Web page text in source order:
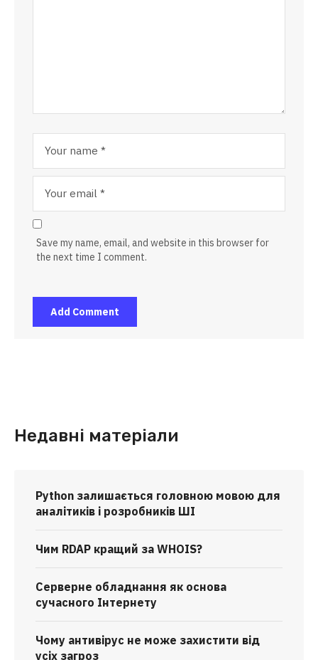
Save my name, email, and website in this browser for
the next time I comment.
Недавні матеріали
Python залишається головною мовою для
аналітиків і розробників ШІ
Чим RDAP кращий за WHOIS?
Серверне обладнання як основа
сучасного Інтернету
Чому антивірус не може захистити від
усіх загроз